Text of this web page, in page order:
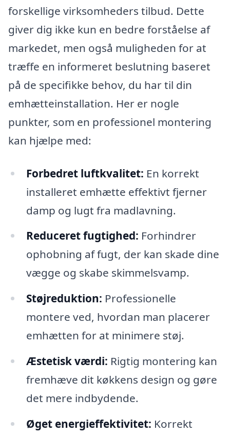
forskellige virksomheders tilbud. Dette
giver dig ikke kun en bedre forståelse af
markedet, men også muligheden for at
træffe en informeret beslutning baseret
på de specifikke behov, du har til din
emhætteinstallation. Her er nogle
punkter, som en professionel montering
kan hjælpe med:
Forbedret luftkvalitet: En korrekt
installeret emhætte effektivt fjerner
damp og lugt fra madlavning.
Reduceret fugtighed: Forhindrer
ophobning af fugt, der kan skade dine
vægge og skabe skimmelsvamp.
Støjreduktion: Professionelle
montere ved, hvordan man placerer
emhætten for at minimere støj.
Æstetisk værdi: Rigtig montering kan
fremhæve dit køkkens design og gøre
det mere indbydende.
Øget energieffektivitet: Korrekt